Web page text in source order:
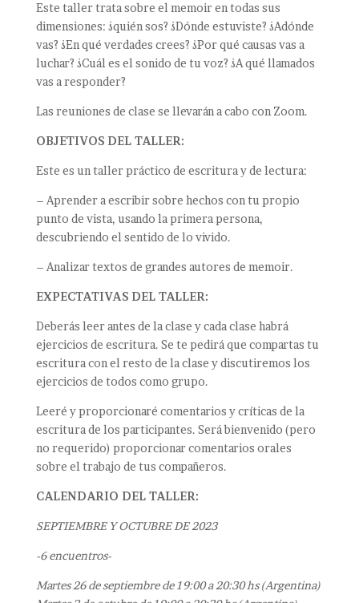
Este taller trata sobre el memoir en todas sus
dimensiones: ¿quién sos? ¿Dónde estuviste? ¿Adónde
vas? ¿En qué verdades crees? ¿Por qué causas vas a
luchar? ¿Cuál es el sonido de tu voz? ¿A qué llamados
vas a responder?
Las reuniones de clase se llevarán a cabo con Zoom.
OBJETIVOS DEL TALLER:
Este es un taller práctico de escritura y de lectura:
– Aprender a escribir sobre hechos con tu propio
punto de vista, usando la primera persona,
descubriendo el sentido de lo vivido.
– Analizar textos de grandes autores de memoir.
EXPECTATIVAS DEL TALLER:
Deberás leer antes de la clase y cada clase habrá
ejercicios de escritura. Se te pedirá que compartas tu
escritura con el resto de la clase y discutiremos los
ejercicios de todos como grupo.
Leeré y proporcionaré comentarios y críticas de la
escritura de los participantes. Será bienvenido (pero
no requerido) proporcionar comentarios orales
sobre el trabajo de tus compañeros.
CALENDARIO DEL TALLER:
SEPTIEMBRE Y OCTUBRE DE 2023
-6 encuentros-
Martes 26 de septiembre de 19:00 a 20:30 hs (Argentina)